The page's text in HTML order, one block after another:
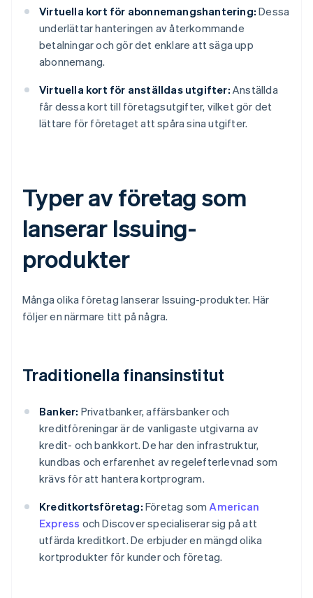
Virtuella kort för abonnemangshantering: Dessa
underlättar hanteringen av återkommande
betalningar och gör det enklare att säga upp
abonnemang.
Virtuella kort för anställdas utgifter: Anställda
får dessa kort till företagsutgifter, vilket gör det
lättare för företaget att spåra sina utgifter.
Typer av företag som
lanserar Issuing-
produkter
Många olika företag lanserar Issuing-produkter. Här
följer en närmare titt på några.
Traditionella finansinstitut
Banker: Privatbanker, affärsbanker och
kreditföreningar är de vanligaste utgivarna av
kredit- och bankkort. De har den infrastruktur,
kundbas och erfarenhet av regelefterlevnad som
krävs för att hantera kortprogram.
Kreditkortsföretag: Företag somAmerican
Express och Discover specialiserar sig på att
utfärda kreditkort. De erbjuder en mängd olika
kortprodukter för kunder och företag.